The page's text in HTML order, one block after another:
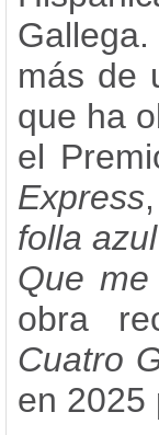
más de
que ha
el
Express
folla azul
Que
obra
Cuatro
en 2025